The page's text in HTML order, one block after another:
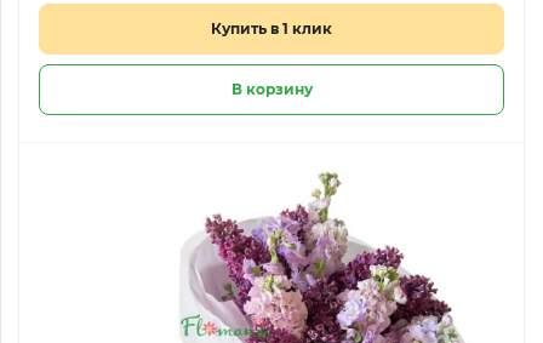
Купить в 1 клик
В корзину